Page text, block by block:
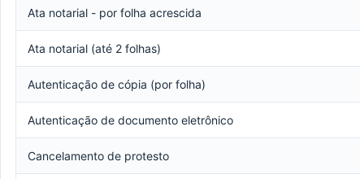
Ata notarial - por folha acrescida
Ata notarial (até 2 folhas)
Autenticação de cópia (por folha)
Autenticação de documento eletrônico
Cancelamento de protesto